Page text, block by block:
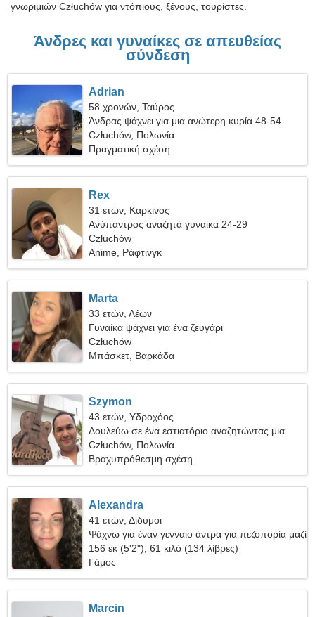
γνωριμιών Człuchów για ντόπιους, ξένους, τουρίστες.
Άνδρες και γυναίκες σε απευθείας
σύνδεση
Adrian
58 χρονών, Ταύρος
Άνδρας ψάχνει για μια ανώτερη κυρία 48-54
Człuchów, Πολωνία
Πραγματική σχέση
Rex
31 ετών, Καρκίνος
Ανύπαντρος αναζητά γυναίκα 24-29
Człuchów
Anime, Ράφτινγκ
Marta
33 ετών, Λέων
Γυναίκα ψάχνει για ένα ζευγάρι
Człuchów
Μπάσκετ, Βαρκάδα
Szymon
43 ετών, Υδροχόος
Δουλεύω σε ένα εστιατόριο αναζητώντας μια
παιχνιδιάρικη γυναίκα
Człuchów, Πολωνία
Βραχυπρόθεσμη σχέση
Alexandra
41 ετών, Δίδυμοι
Ψάχνω για έναν γενναίο άντρα για πεζοπορία μαζί
156 εκ (5'2"), 61 κιλό (134 λίβρες)
Γάμος
Marcin